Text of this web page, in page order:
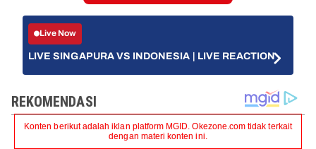
Live Now
LIVE SINGAPURA VS INDONESIA | LIVE REACTION